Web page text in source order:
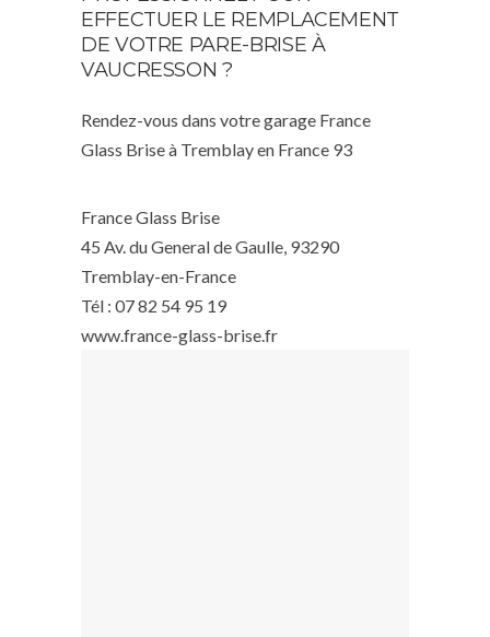
EFFECTUER LE REMPLACEMENT
DE VOTRE PARE-BRISE À
VAUCRESSON ?
Rendez-vous dans votre garage France
Glass Brise à Tremblay en France 93
France Glass Brise
45 Av. du General de Gaulle, 93290
Tremblay-en-France
Tél : 07 82 54 95 19
www.france-glass-brise.fr